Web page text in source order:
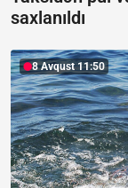
saxlanıldı
8 Avqust 11:50